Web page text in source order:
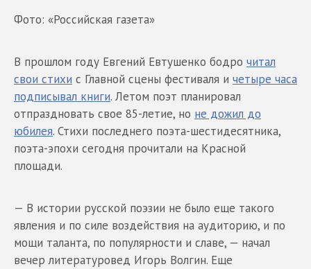
Фото: «Российская газета»
В прошлом году Евгений Евтушенко бодро читал
свои стихи с Главной сцены фестиваля и четыре часа
подписывал книги. Летом поэт планировал
отпраздновать свое 85-летие, но не дожил до
юбилея. Стихи последнего поэта-шестидесятника,
поэта-эпохи сегодня прочитали на Красной
площади.
— В истории русской поэзии не было еще такого
явления и по силе воздействия на аудиторию, и по
мощи таланта, по популярности и славе, — начал
вечер литературовед Игорь Волгин. Еще